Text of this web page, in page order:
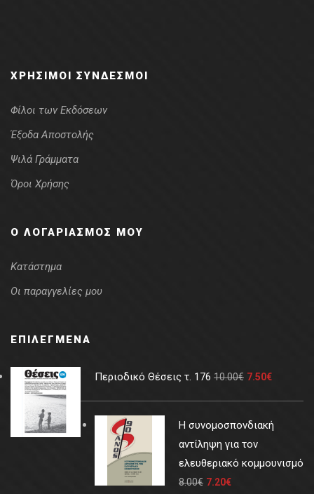
ΧΡΉΣΙΜΟΙ ΣΎΝΔΕΣΜΟΙ
Φίλοι των Εκδόσεων
Έξοδα Αποστολής
Ψιλά Γράμματα
Όροι Χρήσης
Ο ΛΟΓΑΡΙΑΣΜΌΣ ΜΟΥ
Κατάστημα
Οι παραγγελίες μου
ΕΠΙΛΕΓΜΈΝΑ
Περιοδικό Θέσεις τ. 176 10.00€ 7.50€
Η συνομοσπονδιακή
αντίληψη για τον
ελευθεριακό κομμουνισμό
8.00€ 7.20€